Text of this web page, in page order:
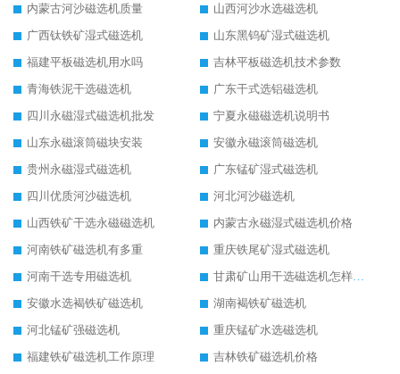
内蒙古河沙磁选机质量
山西河沙水选磁选机
广西钛铁矿湿式磁选机
山东黑钨矿湿式磁选机
福建平板磁选机用水吗
吉林平板磁选机技术参数
青海铁泥干选磁选机
广东干式选铝磁选机
四川永磁湿式磁选机批发
宁夏永磁磁选机说明书
山东永磁滚筒磁块安装
安徽永磁滚筒磁选机
贵州永磁湿式磁选机
广东锰矿湿式磁选机
四川优质河沙磁选机
河北河沙磁选机
山西铁矿干选永磁磁选机
内蒙古永磁湿式磁选机价格
河南铁矿磁选机有多重
重庆铁尾矿湿式磁选机
河南干选专用磁选机
甘肃矿山用干选磁选机怎样调磁
安徽水选褐铁矿磁选机
湖南褐铁矿磁选机
河北锰矿强磁选机
重庆锰矿水选磁选机
福建铁矿磁选机工作原理
吉林铁矿磁选机价格